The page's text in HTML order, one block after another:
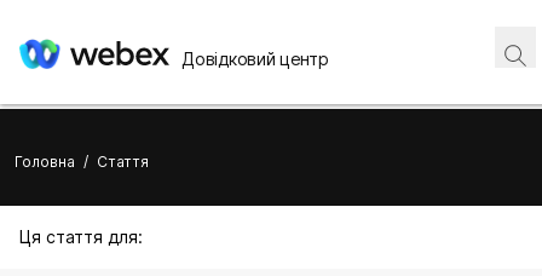
Довідковий центр
Головна / Стаття
Ця стаття для: